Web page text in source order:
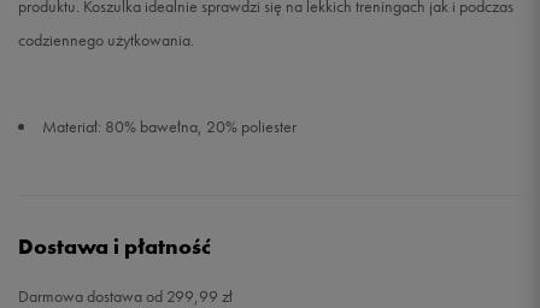
produktu. Koszulka idealnie sprawdzi się na lekkich treningach jak i podczas
codziennego użytkowania.
Materiał: 80% bawełna, 20% poliester
Dostawa i płatność
Darmowa dostawa od 299,99 zł